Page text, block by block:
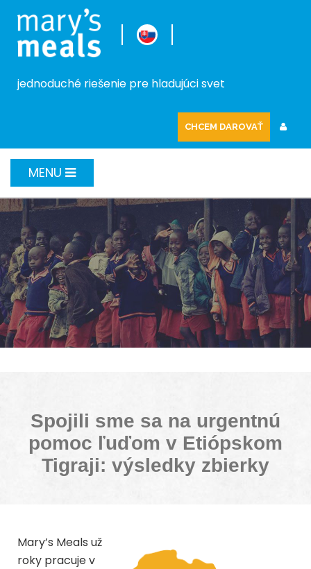
jednoduché riešenie pre hladujúci svet
CHCEM DAROVAŤ
MENU
Spojili sme sa na urgentnú
pomoc ľuďom v Etiópskom
Tigraji: výsledky zbierky
Mary’s Meals už
roky pracuje v